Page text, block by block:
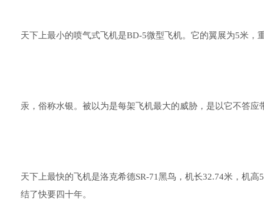
天下上最小的喷气式飞机是BD-5微型飞机。它的翼展为5米，
汞，俗称水银。被以为是每架飞机最大的威胁，是以它不答
天下上最快的飞机是洛克希德SR-71黑鸟，机长32.74米，机
结了快要四十年。